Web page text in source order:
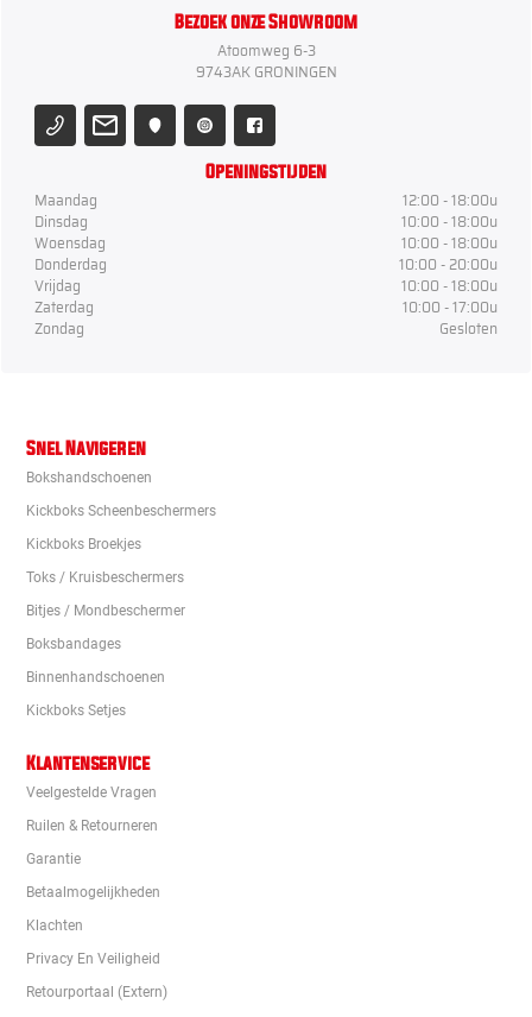
Bezoek onze Showroom
Atoomweg 6-3
9743AK GRONINGEN
Openingstijden
Maandag
12:00 - 18:00u
Dinsdag
10:00 - 18:00u
Woensdag
10:00 - 18:00u
Donderdag
10:00 - 20:00u
Vrijdag
10:00 - 18:00u
Zaterdag
10:00 - 17:00u
Zondag
Gesloten
Snel Navigeren
Bokshandschoenen
Kickboks Scheenbeschermers
Kickboks Broekjes
Toks / Kruisbeschermers
Bitjes / Mondbeschermer
Boksbandages
Binnenhandschoenen
Kickboks Setjes
Klantenservice
Veelgestelde Vragen
Ruilen & Retourneren
Garantie
Betaalmogelijkheden
Klachten
Privacy En Veiligheid
Retourportaal (extern)